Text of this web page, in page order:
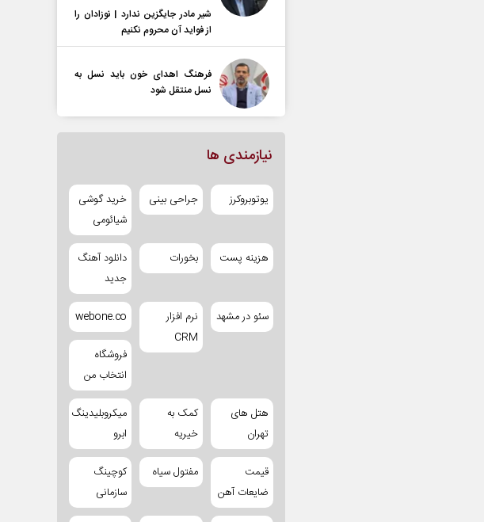
شیر مادر جایگزین ندارد | نوزادان را
از فواید آن محروم نکنیم
فرهنگ اهدای خون باید نسل به
نسل منتقل شود
نیازمندی ها
یوتوبروکرز جراحی بینی
خرید گوشی
شیائومی
هزینه پست بخورات
دانلود آهنگ
جدید
سئو در مشهد
نرم افزار
CRM
webone.co
فروشگاه
انتخاب من
هتل های
تهران
کمک به
خیریه
میکروبلیدینگ
ابرو
قیمت
ضایعات آهن
مفتول سیاه
کوچینگ
سازمانی